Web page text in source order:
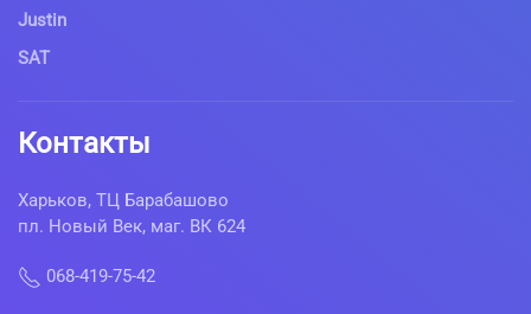
Justin
SAT
Контакты
Харьков, ТЦ Барабашово
пл. Новый Век, маг. ВК 624
068-419-75-42